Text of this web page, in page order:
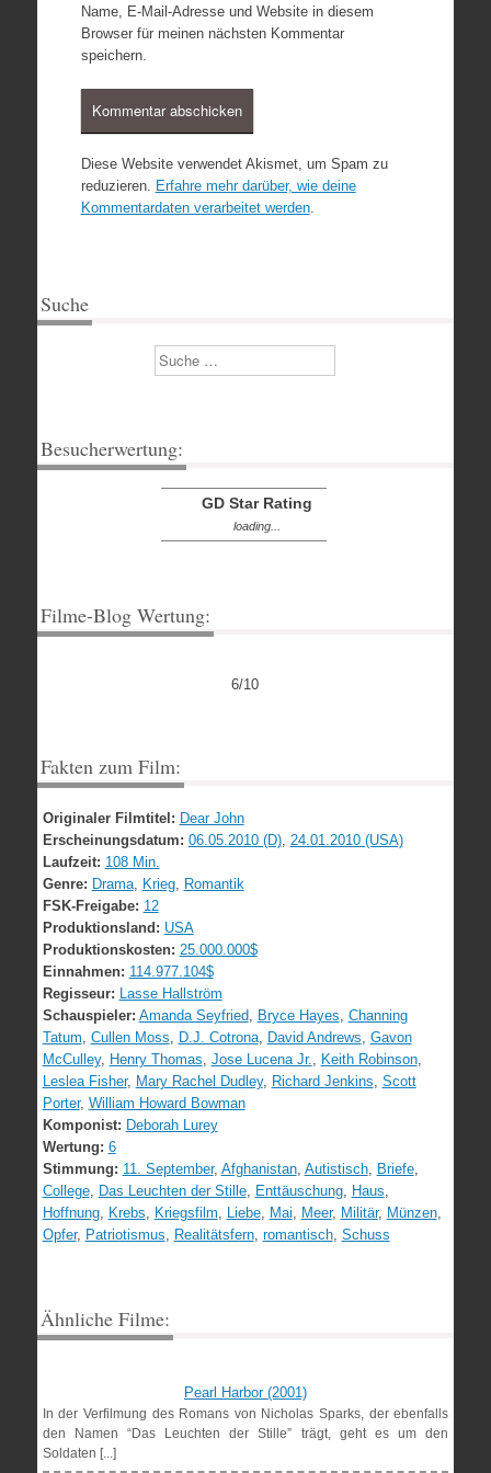
Name, E-Mail-Adresse und Website in diesem
Browser für meinen nächsten Kommentar
speichern.
Diese Website verwendet Akismet, um Spam zu
reduzieren. Erfahre mehr darüber, wie deine
Kommentardaten verarbeitet werden.
Suche
Suchen
Besucherwertung:
GD Star Rating
loading...
Filme-Blog Wertung:
6/10
Fakten zum Film:
Originaler Filmtitel: Dear John
Erscheinungsdatum: 06.05.2010 (D), 24.01.2010 (USA)
Laufzeit: 108 Min.
Genre: Drama, Krieg, Romantik
FSK-Freigabe: 12
Produktionsland: USA
Produktionskosten: 25.000.000$
Einnahmen: 114.977.104$
Regisseur: Lasse Hallström
Schauspieler: Amanda Seyfried, Bryce Hayes Channing
Tatum Cullen Moss D.J. Cotrona, David Andrews Gavon
McCulley, Henry Thomas Jose Lucena Jr. Keith Robinson,
Leslea Fisher, Mary Rachel Dudley, Richard Jenkins Scott
Porter, William Howard Bowman
Komponist: Deborah Lurey
Wertung: 6
Stimmung: 11. September, Afghanistan, Autistisch, Briefe,
College, Das Leuchten der Stille, Enttäuschung, Haus
Hoffnung, Krebs Kriegsfilm Liebe, Mai Meer, Militär, Münzen,
Opfer, Patriotismus Realitätsfern, romantisch, Schuss
Ähnliche Filme:
Pearl Harbor (2001)
In der Verfilmung des Romans von Nicholas Sparks, der ebenfalls
den Namen “Das Leuchten der Stille” trägt, geht es um den
Soldaten [...]